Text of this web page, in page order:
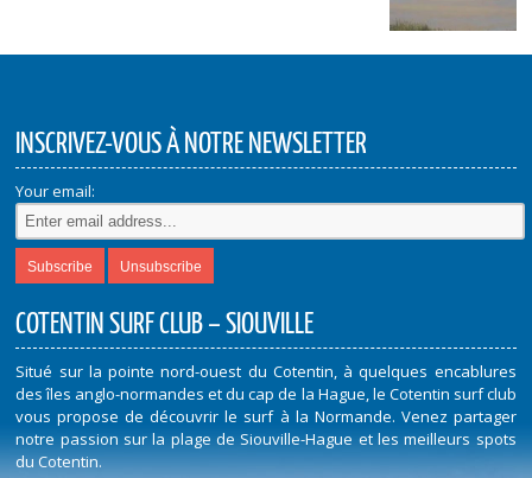
INSCRIVEZ-VOUS À NOTRE NEWSLETTER
Your email:
COTENTIN SURF CLUB – SIOUVILLE
Situé sur la pointe nord-ouest du Cotentin, à quelques encablures
des îles anglo-normandes et du cap de la Hague, le Cotentin surf club
vous propose de découvrir le surf à la Normande. Venez partager
notre passion sur la plage de Siouville-Hague et les meilleurs spots
du Cotentin.